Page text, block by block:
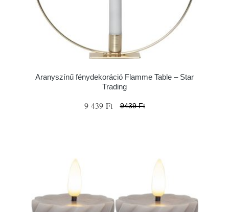
Aranyszínű fénydekoráció Flamme Table – Star
Trading
9 439 Ft 9439 Ft